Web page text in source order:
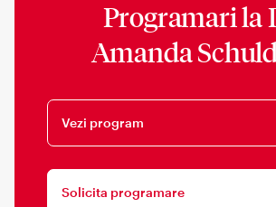
Programari la
Amanda
Vezi program
Solicita programare